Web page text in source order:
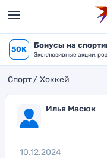
50K Бонусы на
Эксклюзивные акции,
Спорт Хоккей
Илья Масюк
10.12.2024